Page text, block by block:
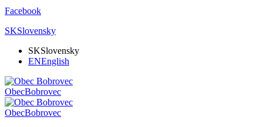
Facebook
SKSlovensky
SKSlovensky
ENEnglish
ObecBobrovec
ObecBobrovec